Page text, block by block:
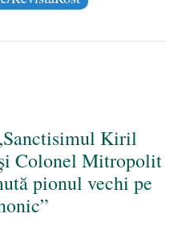
Kiril
Colonel Mitropolit
pionul vechi pe